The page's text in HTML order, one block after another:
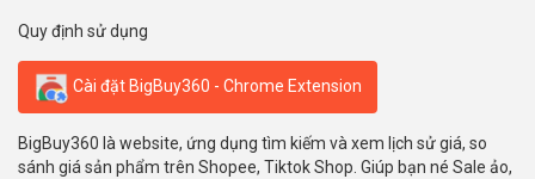
Quy định sử dụng
Cài đặt BigBuy360 - Chrome Extension
BigBuy360 là website, ứng dụng tìm kiếm và xem lịch sử giá, so
sánh giá sản phẩm trên Shopee, Tiktok Shop. Giúp bạn né Sale ảo,